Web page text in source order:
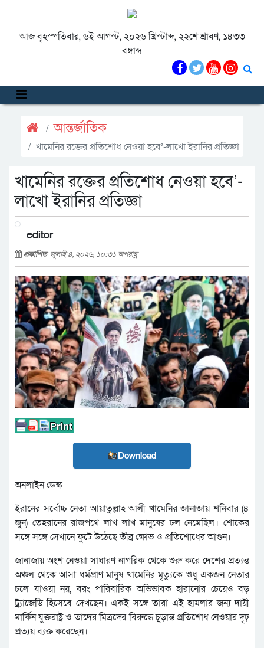
আজ বৃহস্পতিবার, ৬ই আগস্ট, ২০২৬ খ্রিস্টাব্দ, ২২শে শ্রাবণ, ১৪৩৩
বঙ্গাব্দ
আন্তর্জাতিক
খামেনির রক্তের প্রতিশোধ নেওয়া হবে’-লাখো ইরানির প্রতিজ্ঞা
খামেনির রক্তের প্রতিশোধ নেওয়া হবে’-
লাখো ইরানির প্রতিজ্ঞা
editor
প্রকাশিত জুলাই ৪, ২০২৬, ১০:৩১ অপরাহ্ণ
Download
অনলাইন ডেস্ক
ইরানের সর্বোচ্চ নেতা আয়াতুল্লাহ আলী খামেনির জানাজায় শনিবার (৪
জুন) তেহরানের রাজপথে লাখ লাখ মানুষের ঢল নেমেছিল। শোকের
সঙ্গে সঙ্গে সেখানে ফুটে উঠেছে তীব্র ক্ষোভ ও প্রতিশোধের আগুন।
জানাজায় অংশ নেওয়া সাধারণ নাগরিক থেকে শুরু করে দেশের প্রত্যন্ত
অঞ্চল থেকে আসা ধর্মপ্রাণ মানুষ খামেনির মৃত্যুকে শুধু একজন নেতার
চলে যাওয়া নয়, বরং পারিবারিক অভিভাবক হারানোর চেয়েও বড়
ট্র্যাজেডি হিসেবে দেখছেন। একই সঙ্গে তারা এই হামলার জন্য দায়ী
মার্কিন যুক্তরাষ্ট্র ও তাদের মিত্রদের বিরুদ্ধে চূড়ান্ত প্রতিশোধ নেওয়ার দৃঢ়
প্রত্যয় ব্যক্ত করেছেন।